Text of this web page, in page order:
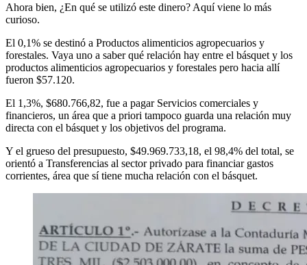
Ahora bien, ¿En qué se utilizó este dinero? Aquí viene lo más
curioso.
El 0,1% se destinó a Productos alimenticios agropecuarios y
forestales. Vaya uno a saber qué relación hay entre el básquet y los
productos alimenticios agropecuarios y forestales pero hacia allí
fueron $57.120.
El 1,3%, $680.766,82, fue a pagar Servicios comerciales y
financieros, un área que a priori tampoco guarda una relación muy
directa con el básquet y los objetivos del programa.
Y el grueso del presupuesto, $49.969.733,18, el 98,4% del total, se
orientó a Transferencias al sector privado para financiar gastos
corrientes, área que sí tiene mucha relación con el básquet.